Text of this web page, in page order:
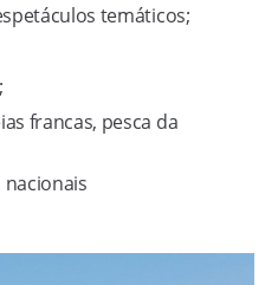
temáticos;
francas, pesca da
nacionais